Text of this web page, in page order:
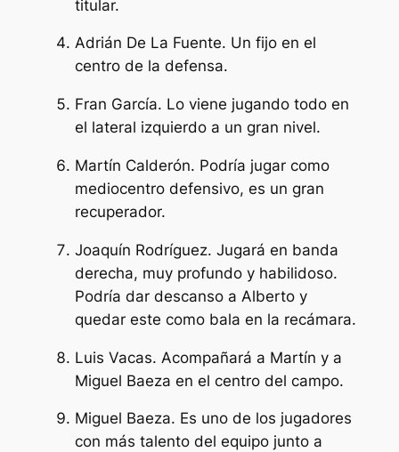
titular.
Adrián De La Fuente. Un fijo en el
centro de la defensa.
Fran García. Lo viene jugando todo en
el lateral izquierdo a un gran nivel.
Martín Calderón. Podría jugar como
mediocentro defensivo, es un gran
recuperador.
Joaquín Rodríguez. Jugará en banda
derecha, muy profundo y habilidoso.
Podría dar descanso a Alberto y
quedar este como bala en la recámara.
Luis Vacas. Acompañará a Martín y a
Miguel Baeza en el centro del campo.
Miguel Baeza. Es uno de los jugadores
con más talento del equipo junto a